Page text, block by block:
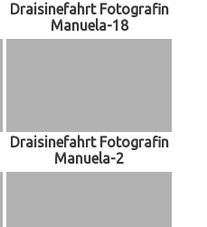
Draisinefahrt Fotografin
Manuela-18
Draisinefahrt Fotografin
Manuela-2